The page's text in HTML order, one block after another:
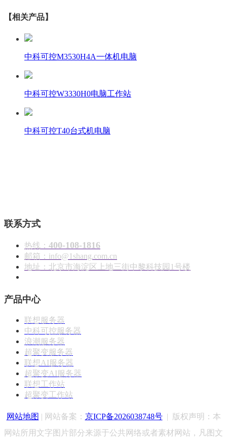
【相关产品】
中科可控M3530H4A一体机电脑
中科可控W3330H0电脑工作站
中科可控T40台式机电脑
联系方式
热线： 400-108-1816
邮箱：info@1shang.com.cn
地址：北京市海淀区上地三街中黎科技园1号楼
产品中心
联想服务器
中科可控服务器
浪潮服务器
超聚变服务器
联想AI服务器
超聚变AI服务器
联想工作站
超聚变工作站
网站地图 | 网站备案： 京ICP备2026038748号| 版权声明： 本
网站所用文字图片部分来源于公共网络或者素材网站，凡图文